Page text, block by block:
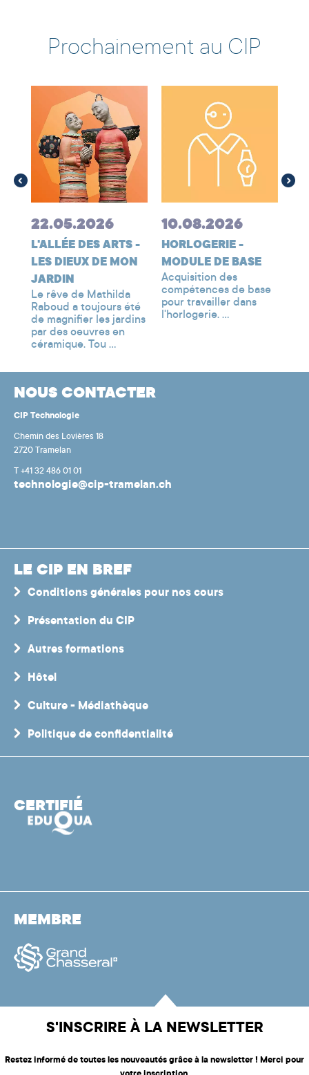
Prochainement au CIP
22.05.2026
L'ALLÉE DES ARTS -
LES DIEUX DE MON
JARDIN
Le rêve de Mathilda
Raboud a toujours été
de magnifier les jardins
par des oeuvres en
céramique. Tou ...
10.08.2026
HORLOGERIE -
MODULE DE BASE
Acquisition des
compétences de base
pour travailler dans
l'horlogerie. ...
NOUS CONTACTER
CIP Technologie
Chemin des Lovières 18
2720 Tramelan
T +41 32 486 01 01
technologie@cip-tramelan.ch
LE CIP EN BREF
Conditions générales pour nos cours
Présentation du CIP
Autres formations
Hôtel
Culture - Médiathèque
Politique de confidentialité
CERTIFIÉ
MEMBRE
S'INSCRIRE À LA NEWSLETTER
Restez informé de toutes les nouveautés grâce à la newsletter ! Merci pour